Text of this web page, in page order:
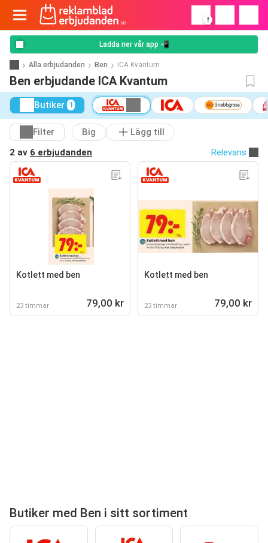
!
Ladda ner vår app 📲
Alla erbjudanden Ben ICA Kvantum
Ben erbjudande ICA Kvantum
Butiker 1
Filter Big
Lägg till
2 av 6 erbjudanden Relevans
Kotlett med ben
23 timmar 79,00 kr
Kotlett med ben
23 timmar 79,00 kr
Butiker med Ben i sitt sortiment